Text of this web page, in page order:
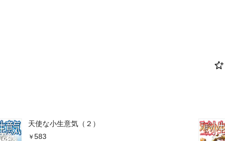
天使な小生意気（２）
583